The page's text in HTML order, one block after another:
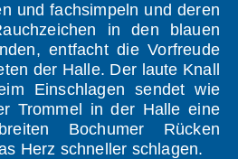
und fachsimpeln und deren
in den blauen
entfacht die Vorfreude
der Halle. Der laute Knall
Einschlagen sendet wie
Trommel in der Halle eine
Bochumer Rücken
Herz schneller schlagen.